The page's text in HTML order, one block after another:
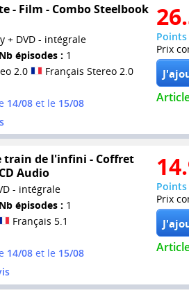
- Film - Combo Steelbook
+ DVD - intégrale
Nb épisodes : 1
2.0
Français Stereo 2.0
14/08et le 15/08
Prix
train de l'infini - Coffret
Audio
- intégrale
Nb épisodes : 1
Français 5.1
14/08et le 15/08
Prix